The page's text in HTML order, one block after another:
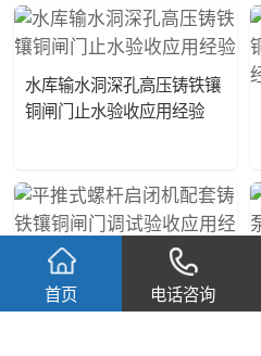
水库输水洞深孔高压铸铁镶
铜闸门止水验收应用经验
平推式螺杆启闭机配套铸铁
镶铜闸门调试验收应用经验
首页 电话咨询